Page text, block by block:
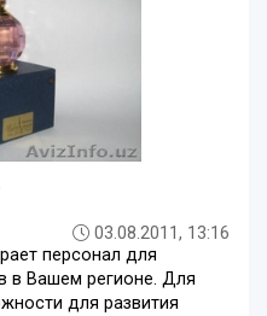
03.08.2011, 13:16
персонал для
в Вашем регионе. Для
для развития